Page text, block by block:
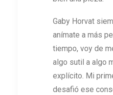
Gaby Horvat
anímate a más
tiempo, voy de
algo sutil a algo
explícito. Mi
desafió ese